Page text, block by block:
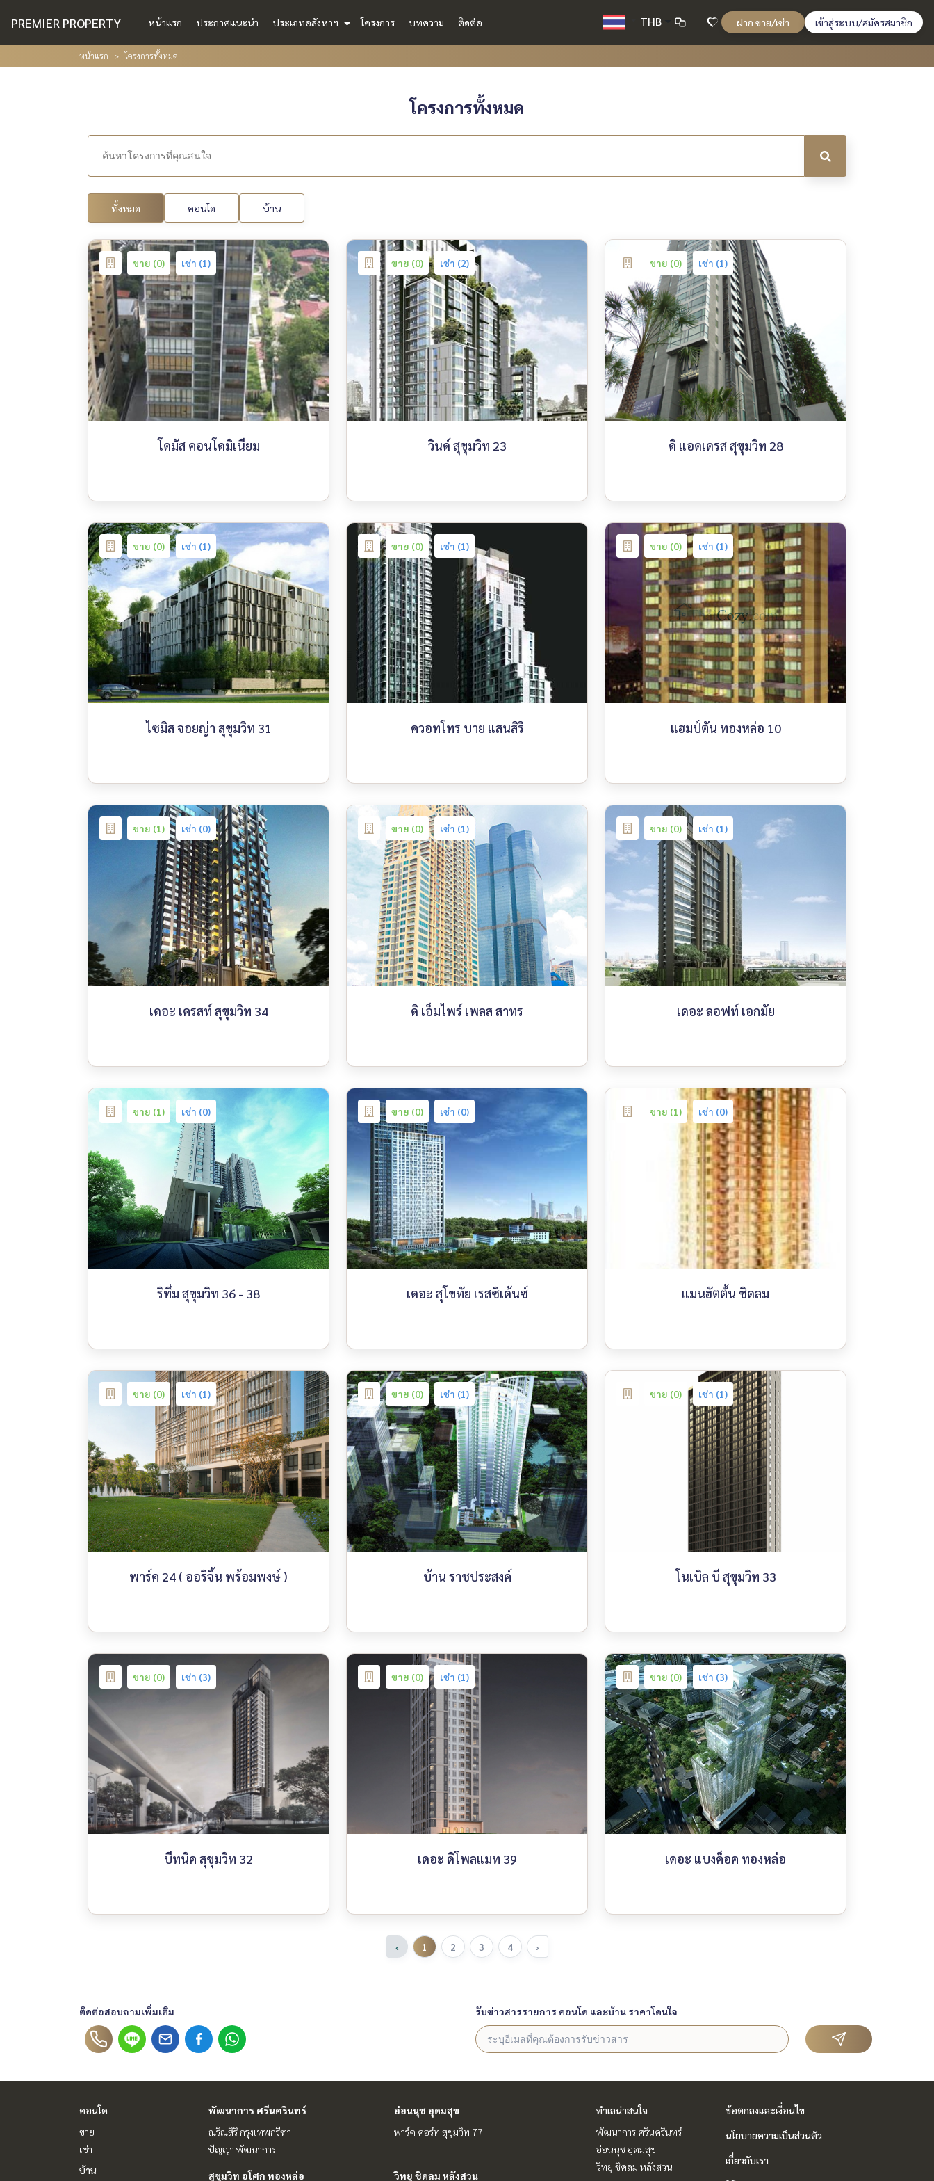
PREMIER PROPERTY หน้าแรก ประกาศแนะนำ ประเภทอสังหาฯ โครงการ บทความ ติดต่อ THB ฝาก ขาย/เช่า เข้าสู่ระบบ/สมัครสมาชิก
หน้าแรก โครงการทั้งหมด
โครงการทั้งหมด
ทั้งหมด คอนโด บ้าน
ขาย (0) เช่า (1)
โดมัส คอนโดมิเนียม
ขาย (0) เช่า (2)
วินด์ สุขุมวิท 23
ขาย (0) เช่า (1)
ดิ แอดเดรส สุขุมวิท 28
ขาย (0) เช่า (1)
ไซมิส จอยญ่า สุขุมวิท 31
ขาย (0) เช่า (1)
ควอทโทร บาย แสนสิริ
ขาย (0) เช่า (1)
แฮมป์ตัน ทองหล่อ 10
ขาย (1) เช่า (0)
เดอะ เครสท์ สุขุมวิท 34
ขาย (0) เช่า (1)
ดิ เอ็มไพร์ เพลส สาทร
ขาย (0) เช่า (1)
เดอะ ลอฟท์ เอกมัย
ขาย (1) เช่า (0)
ริทึ่ม สุขุมวิท 36 - 38
ขาย (0) เช่า (0)
เดอะ สุโขทัย เรสซิเด้นซ์
ขาย (1) เช่า (0)
แมนฮัตตั้น ชิดลม
ขาย (0) เช่า (1)
พาร์ค 24 ( ออริจิ้น พร้อมพงษ์ )
ขาย (0) เช่า (1)
บ้าน ราชประสงค์
ขาย (0) เช่า (1)
โนเบิล บี สุขุมวิท 33
ขาย (0) เช่า (3)
บีทนิค สุขุมวิท 32
ขาย (0) เช่า (1)
เดอะ ดิโพลแมท 39
ขาย (0) เช่า (3)
เดอะ แบงค็อค ทองหล่อ
‹ 1 2 3 4 ›
ติดต่อสอบถามเพิ่มเติม รับข่าวสารรายการ คอนโด และบ้าน ราคาโดนใจ
คอนโด
ขาย
เช่า
บ้าน
พัฒนาการ ศรีนครินทร์
ณริณสิริ กรุงเทพกรีฑา
ปัญญา พัฒนาการ
อ่อนนุช อุดมสุข
พาร์ค คอร์ท สุขุมวิท 77
สุขุมวิท อโศก ทองหล่อ วิทยุ ชิดลม หลังสวน
ทำเลน่าสนใจ
พัฒนาการ ศรีนครินทร์
อ่อนนุช อุดมสุข
วิทยุ ชิดลม หลังสวน
ข้อตกลงและเงื่อนไข
นโยบายความเป็นส่วนตัว
เกี่ยวกับเรา